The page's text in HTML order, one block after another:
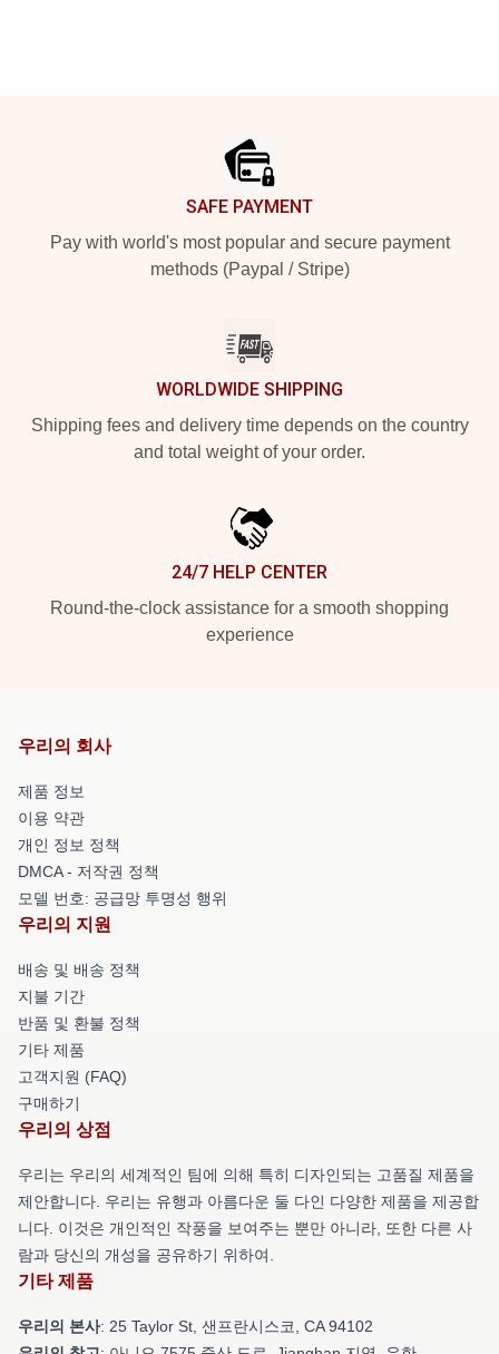
SAFE PAYMENT
Pay with world's most popular and secure payment
methods (Paypal / Stripe)
WORLDWIDE SHIPPING
Shipping fees and delivery time depends on the country
and total weight of your order.
24/7 HELP CENTER
Round-the-clock assistance for a smooth shopping
experience
우리의 회사
제품 정보
이용 약관
개인 정보 정책
DMCA - 저작권 정책
모델 번호: 공급망 투명성 행위
우리의 지원
배송 및 배송 정책
지불 기간
반품 및 환불 정책
기타 제품
고객지원 (FAQ)
구매하기
우리의 상점
우리는 우리의 세계적인 팀에 의해 특히 디자인되는 고품질 제품을
제안합니다. 우리는 유행과 아름다운 둘 다인 다양한 제품을 제공합
니다. 이것은 개인적인 작풍을 보여주는 뿐만 아니라, 또한 다른 사
람과 당신의 개성을 공유하기 위하여.
기타 제품
우리의 본사: 25 Taylor St, 샌프란시스코, CA 94102